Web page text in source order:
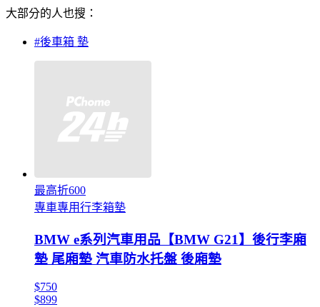
大部分的人也搜：
#後車箱 墊
最高折600
專車專用行李箱墊
BMW e系列汽車用品【BMW G21】後行李廂
墊 尾廂墊 汽車防水托盤 後廂墊
$750
$899